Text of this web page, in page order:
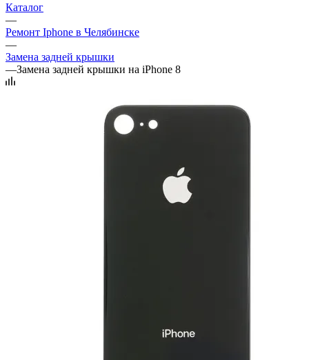
Каталог
—
Ремонт Iphone в Челябинске
—
Замена задней крышки
—Замена задней крышки на iPhone 8